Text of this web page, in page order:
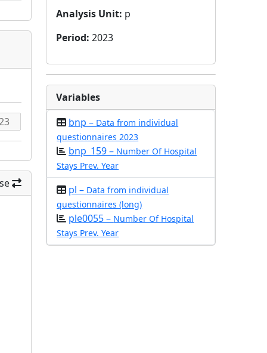
Analysis Unit: p
Period:2023
Variables
bnp – Data from individual
questionnaires 2023
bnp_159 – Number Of Hospital
Stays Prev. Year
pl – Data from individual
questionnaires (long)
ple0055 – Number Of Hospital
Stays Prev. Year